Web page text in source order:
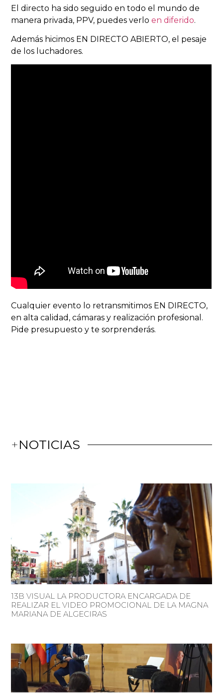
El directo ha sido seguido en todo el mundo de
manera privada, PPV, puedes verloen diferido.
Además hicimos EN DIRECTO ABIERTO, el pesaje
de los luchadores.
Cualquier evento lo retransmitimos EN DIRECTO,
en alta calidad, cámaras y realización profesional.
Pide presupuesto y te sorprenderás.
+NOTICIAS
13B VISUAL LA PRODUCTORA ENCARGADA DE
REALIZAR EL VIDEO PROMOCIONAL DE LA MAGNA
MARIANA DE ALGECIRAS